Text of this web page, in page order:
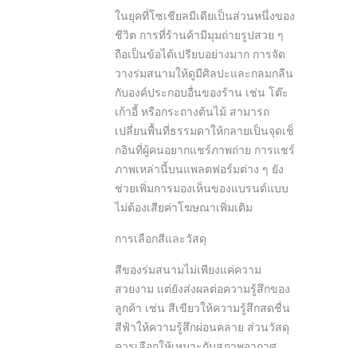
ในยุคที่โซเชียลมีเดียเป็นส่วนหนึ่งของ
ชีวิต การที่ร้านค้ามีมุมถ่ายรูปสวย ๆ
ถือเป็นข้อได้เปรียบอย่างมาก การจัด
วางร่มสนามให้ดูมีศิลปะและกลมกลืน
กับองค์ประกอบอื่นของร้าน เช่น โต๊ะ
เก้าอี้ หรือกระถางต้นไม้ สามารถ
เปลี่ยนพื้นที่ธรรมดาให้กลายเป็นจุดเช็
กอินที่ผู้คนอยากแชร์ภาพถ่าย การแชร์
ภาพเหล่านี้บนแพลตฟอร์มต่าง ๆ ยัง
ช่วยเพิ่มการมองเห็นของแบรนด์แบบ
ไม่ต้องเสียค่าโฆษณาเพิ่มเติม
การเลือกสีและวัสดุ
สีของร่มสนามไม่เพียงแค่ความ
สวยงาม แต่ยังส่งผลต่อความรู้สึกของ
ลูกค้า เช่น สีเขียวให้ความรู้สึกสดชื่น
สีฟ้าให้ความรู้สึกผ่อนคลาย ส่วนวัสดุ